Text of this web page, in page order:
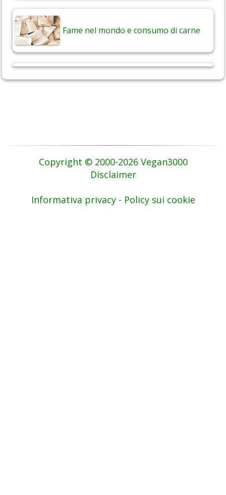
Fame nel mondo e consumo di carne
Copyright © 2000-2026 Vegan3000
Disclaimer
Informativa privacy - Policy sui cookie